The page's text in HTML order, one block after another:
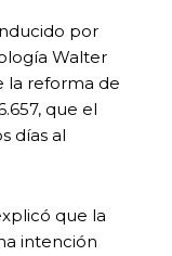
por
Walter
la reforma de
que el
días al
que la
intención